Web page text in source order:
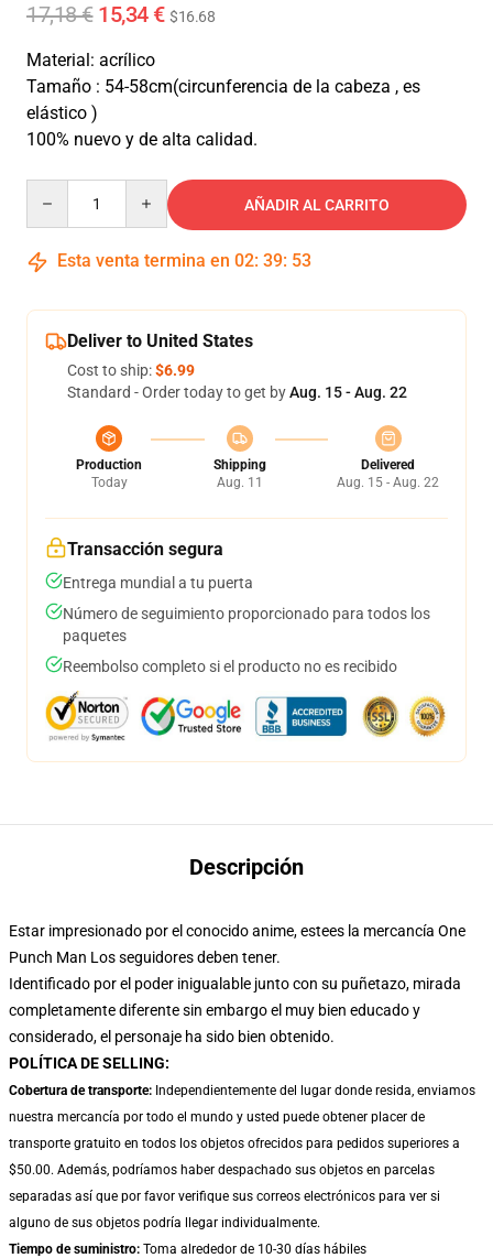
17,18 € 15,34 € $16.68
Material: acrílico
Tamaño : 54-58cm(circunferencia de la cabeza , es
elástico )
100% nuevo y de alta calidad.
AÑADIR AL CARRITO
Esta venta termina en 02: 39: 53
Deliver to United States
Cost to ship:$6.99
Standard - Order today to get byAug. 15 - Aug. 22
Production
Today
Shipping
Aug. 11
Delivered
Aug. 15 - Aug. 22
Transacción segura
Entrega mundial a tu puerta
Número de seguimiento proporcionado para todos los
paquetes
Reembolso completo si el producto no es recibido
Descripción
Estar impresionado por el conocido anime, estees la mercancía One
Punch Man Los seguidores deben tener.
Identificado por el poder inigualable junto con su puñetazo, mirada
completamente diferente sin embargo el muy bien educado y
considerado, el personaje ha sido bien obtenido.
POLÍTICA DE SELLING:
Cobertura de transporte: Independientemente del lugar donde resida, enviamos
nuestra mercancía por todo el mundo y usted puede obtener placer de
transporte gratuito en todos los objetos ofrecidos para pedidos superiores a
$50.00. Además, podríamos haber despachado sus objetos en parcelas
separadas así que por favor verifique sus correos electrónicos para ver si
alguno de sus objetos podría llegar individualmente.
Tiempo de suministro: Toma alrededor de 10-30 días hábiles